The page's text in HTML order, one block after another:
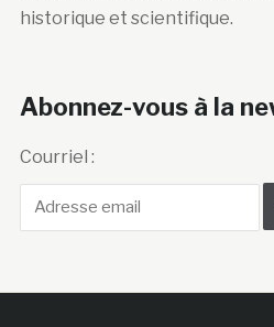
historique et scientifique.
Abonnez-vous à la
Courriel :